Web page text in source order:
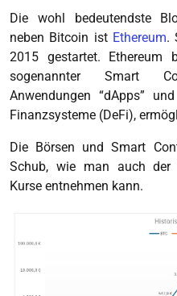
Die wohl bedeutendste
neben Bitcoin ist Ethereum.
2015 gestartet. Ethereum
sogenannter Smart
Anwendungen “dApps”
Finanzsysteme (DeFi),
Die Börsen und Smart
Schub, wie man auch der
Kurse entnehmen kann.